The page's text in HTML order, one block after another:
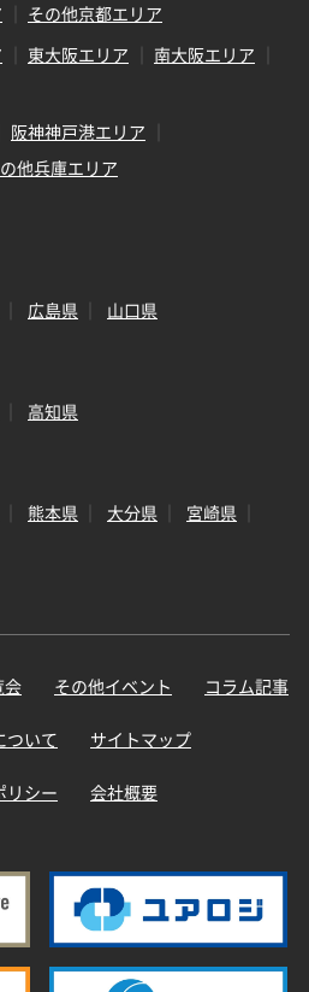
その他京都エリア
東大阪エリア
南大阪エリア
阪神神戸港エリア
他兵庫エリア
広島県 山口県
高知県
熊本県 大分県
宮崎県
会 その他イベント コラム記事
ついて サイトマップ
リシー 会社概要